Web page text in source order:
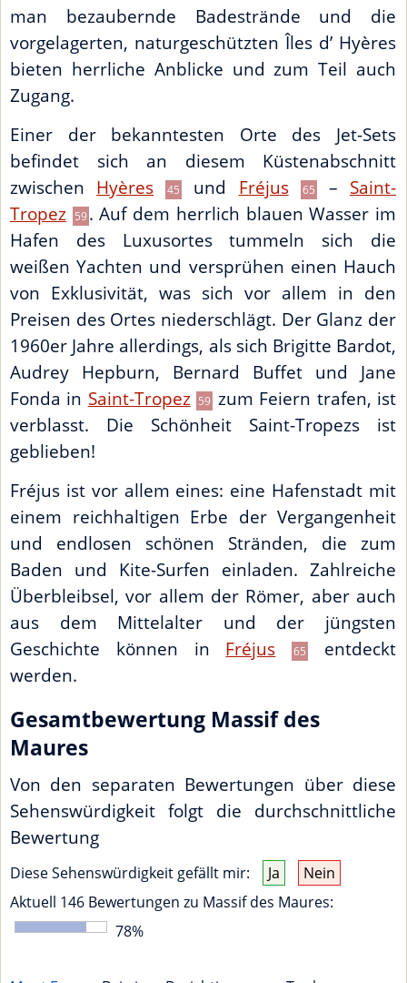
man bezaubernde Badestrände und die
vorgelagerten, naturgeschützten Îles d’ Hyères
bieten herrliche Anblicke und zum Teil auch
Zugang.
Einer der bekanntesten Orte des Jet-Sets
befindet sich an diesem Küstenabschnitt
zwischen Hyères 45 und Fréjus 65– Saint-
Tropez 59. Auf dem herrlich blauen Wasser im
Hafen des Luxusortes tummeln sich die
weißen Yachten und versprühen einen Hauch
von Exklusivität, was sich vor allem in den
Preisen des Ortes niederschlägt. Der Glanz der
1960er Jahre allerdings, als sich Brigitte Bardot,
Audrey Hepburn, Bernard Buffet und Jane
Fonda in Saint-Tropez 59zum Feiern trafen, ist
verblasst. Die Schönheit Saint-Tropezs ist
geblieben!
Fréjus ist vor allem eines: eine Hafenstadt mit
einem reichhaltigen Erbe der Vergangenheit
und endlosen schönen Stränden, die zum
Baden und Kite-Surfen einladen. Zahlreiche
Überbleibsel, vor allem der Römer, aber auch
aus dem Mittelalter und der jüngsten
Geschichte können in Fréjus 65
entdeckt
werden.
Gesamtbewertung Massif des
Maures
Von den separaten Bewertungen über diese
Sehenswürdigkeit folgt die durchschnittliche
Bewertung
Diese Sehenswürdigkeit gefällt mir: Ja
Nein
Aktuell 146 Bewertungen zu Massif des Maures:
78%